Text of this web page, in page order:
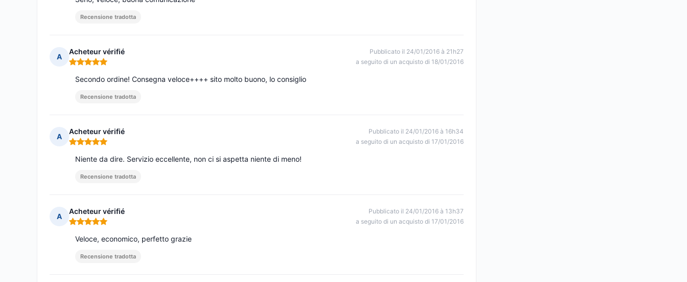
Recensione tradotta
A
Acheteur vérifié
Nota: 5 su 5
Pubblicato il 24/01/2016 à 21h27
a seguito di un acquisto di 18/01/2016
Secondo ordine! Consegna veloce++++ sito molto buono, lo consiglio
Recensione tradotta
A
Acheteur vérifié
Nota: 5 su 5
Pubblicato il 24/01/2016 à 16h34
a seguito di un acquisto di 17/01/2016
Niente da dire. Servizio eccellente, non ci si aspetta niente di meno!
Recensione tradotta
A
Acheteur vérifié
Nota: 5 su 5
Pubblicato il 24/01/2016 à 13h37
a seguito di un acquisto di 17/01/2016
Veloce, economico, perfetto grazie
Recensione tradotta